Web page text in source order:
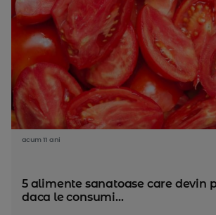
acum 11 ani
5 alimente sanatoase care devin
daca le consumi...